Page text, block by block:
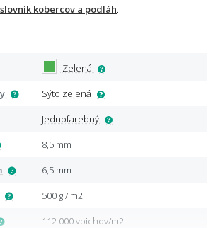
slovník kobercov a podláh
Zelená
Sýto zelená
Jednofarebný
8,5 mm
6,5 mm
500 g / m2
112 000 vpichov/m2